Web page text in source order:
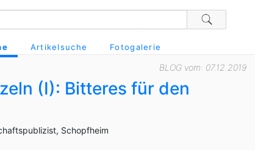
Artikelsuche Fotogalerie
BLOG vom: 07.12.2019
(I): Bitteres für den
Schopfheim